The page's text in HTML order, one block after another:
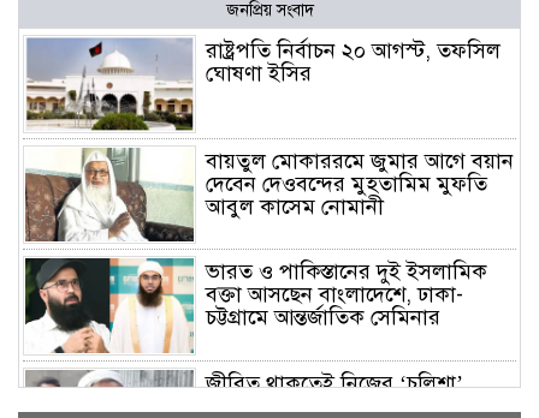
জনপ্রিয় সংবাদ
রাষ্ট্রপতি নির্বাচন ২০ আগস্ট, তফসিল
ঘোষণা ইসির
বায়তুল মোকাররমে জুমার আগে বয়ান
দেবেন দেওবন্দের মুহতামিম মুফতি
আবুল কাসেম নোমানী
ভারত ও পাকিস্তানের দুই ইসলামিক
বক্তা আসছেন বাংলাদেশে, ঢাকা-
চট্টগ্রামে আন্তর্জাতিক সেমিনার
জীবিত থাকতেই নিজের ‘চল্লিশা’
করলেন বৃদ্ধ, খেলেন ২ হাজার মানুষ